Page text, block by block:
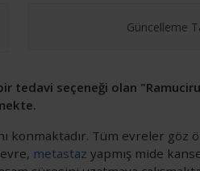
Güncelleme
tedavi seçeneği olan
Tüm evreler göz
metastaz yapmış mide